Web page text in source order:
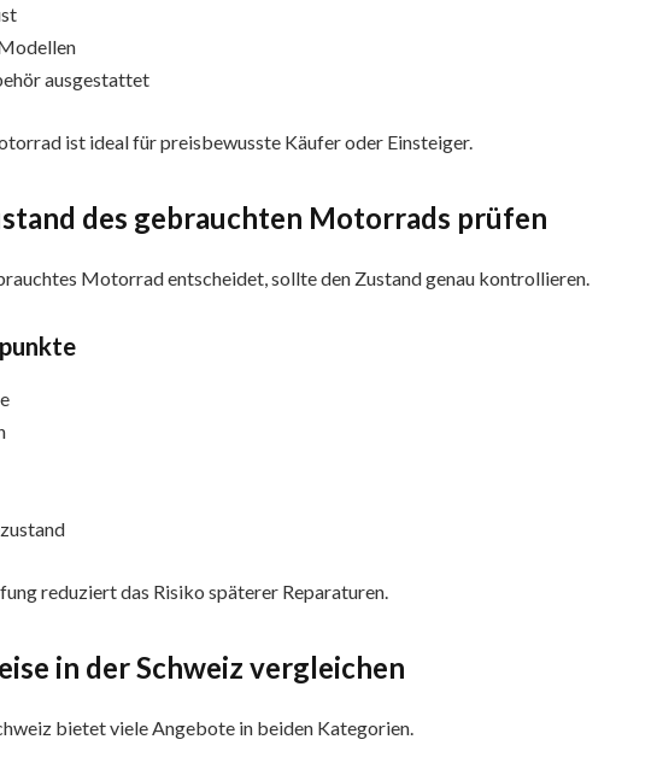
ausgestattet
ist ideal für preisbewusste Käufer oder Einsteiger.
des gebrauchten Motorrads prüfen
Motorrad entscheidet, sollte den Zustand genau kontrollieren.
reduziert das Risiko späterer Reparaturen.
in der Schweiz vergleichen
bietet viele Angebote in beiden Kategorien.